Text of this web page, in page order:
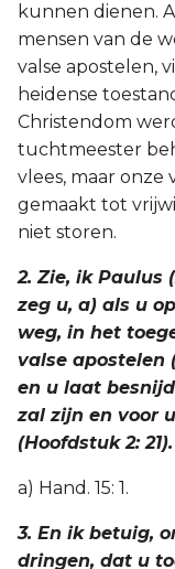
kunnen dienen.
mensen van de
valse apostelen,
heidense
Christendom
tuchtmeester
vlees, maar onze
gemaakt tot
niet storen.
2. Zie, ik Paulus
zeg u, a) als u
weg, in het
valse apostelen
en u laat
zal zijn en voor
(Hoofdstuk 2: 21).
a) Hand. 15: 1.
3. En ik betuig,
dringen, dat u